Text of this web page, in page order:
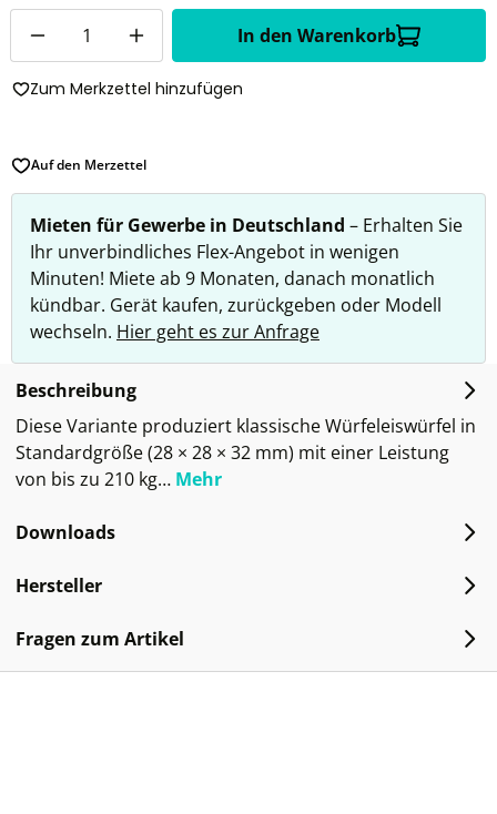
In den Warenkorb
Zum Merkzettel hinzufügen
Auf den Merzettel
Mieten für Gewerbe in Deutschland – Erhalten Sie
Ihr unverbindliches Flex-Angebot in wenigen
Minuten! Miete ab 9 Monaten, danach monatlich
kündbar. Gerät kaufen, zurückgeben oder Modell
wechseln. Hier geht es zur Anfrage
Beschreibung
Diese Variante produziert klassische Würfeleiswürfel in
Standardgröße (28 × 28 × 32 mm) mit einer Leistung
von bis zu 210 kg… Mehr
Downloads
Hersteller
Fragen zum Artikel